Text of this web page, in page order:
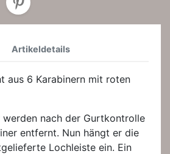
Artikeldetails
aus 6 Karabinern mit roten
nach der Gurtkontrolle
entfernt. Nun hängt er die
Lochleiste ein. Ein